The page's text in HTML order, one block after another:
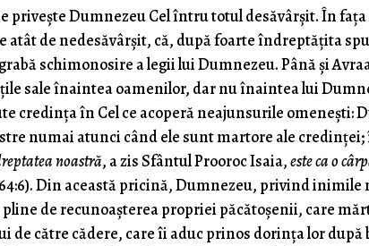
privește Dumnezeu Cel întru totul desăvârșit. În
atât de nedesăvârșit, că, după foarte îndreptățita
schimonosire a legii lui Dumnezeu. Până și
sale înaintea oamenilor, dar nu înaintea lui
credința în Cel ce acoperă neajunsurile omenești:
numai atunci când ele sunt martore ale
noastră, a zis Sfântul Prooroc Isaia,este ca o
Din această pricină, Dumnezeu, privind inimile
de recunoașterea propriei păcătoșenii, care
de către cădere, care îi aduc prinos dorința lor